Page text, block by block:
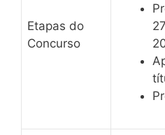
Etapas do
Concurso